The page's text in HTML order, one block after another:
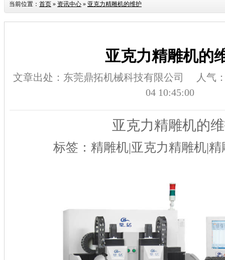
当前位置： 首页 » 资讯中心 » 亚克力精雕机的维护
亚克力精雕机的
文章出处：东莞鼎拓机械科技有限公司
人气
04 10:45:00
亚克力精雕机的
标签：精雕机|亚克力精雕机|